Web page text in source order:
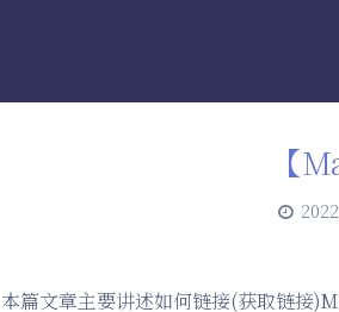
【
本篇文章主要讲述如何链接(获取链接